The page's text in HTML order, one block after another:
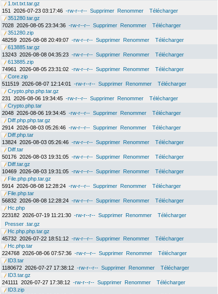
1.txt.txt.tar.gz
151
2026-07-23 03:17:46 -rw-r--r-- Supprimer Renommer
Télécharger
351280.tar.gz
7028 2026-08-05 23:34:36 -rw-r--r-- Supprimer Renommer
Télécharger
351280.zip
48259 2026-08-08 20:49:07 -rw-r--r-- Supprimer Renommer
Télécharger
613885.tar.gz
13243 2026-08-08 04:35:23 -rw-r--r-- Supprimer Renommer
Télécharger
613885.zip
74961
2026-08-05 23:31:02 -rw-r--r-- Supprimer Renommer
Télécharger
Core.zip
511519 2026-08-07 12:14:01 -rw-r--r-- Supprimer Renommer
Télécharger
Crypto.php.php.tar.gz
231
2026-08-06 19:34:45 -rw-r--r-- Supprimer Renommer
Télécharger
Crypto.php.tar
2048 2026-08-06 19:34:45 -rw-r--r-- Supprimer Renommer
Télécharger
Diff.php.php.tar.gz
2914 2026-08-03 05:26:46 -rw-r--r-- Supprimer Renommer
Télécharger
Diff.php.tar
13824 2026-08-03 05:26:46 -rw-r--r-- Supprimer Renommer
Télécharger
Diff.tar
50176 2026-08-03 19:31:05 -rw-r--r-- Supprimer Renommer
Télécharger
Diff.tar.gz
10469 2026-08-03 19:31:05 -rw-r--r-- Supprimer Renommer
Télécharger
File.php.php.tar.gz
5914 2026-08-08 12:28:24 -rw-r--r-- Supprimer Renommer
Télécharger
File.php.tar
56832 2026-08-08 12:28:24 -rw-r--r-- Supprimer Renommer
Télécharger
Hc.php
223182 2026-07-19 11:21:30 -rw-r--r-- Supprimer Renommer
Télécharger
Presser .tar.gz
Hc.php.php.tar.gz
45732 2026-07-22 18:51:12 -rw-r--r-- Supprimer Renommer
Télécharger
Hc.php.tar
224768 2026-08-06 07:57:36 -rw-r--r-- Supprimer Renommer
Télécharger
ID3.tar
1180672 2026-07-27 17:38:12 -rw-r--r-- Supprimer Renommer
Télécharger
ID3.tar.gz
241111
2026-07-27 17:38:12 -rw-r--r-- Supprimer Renommer
Télécharger
ID3.zip